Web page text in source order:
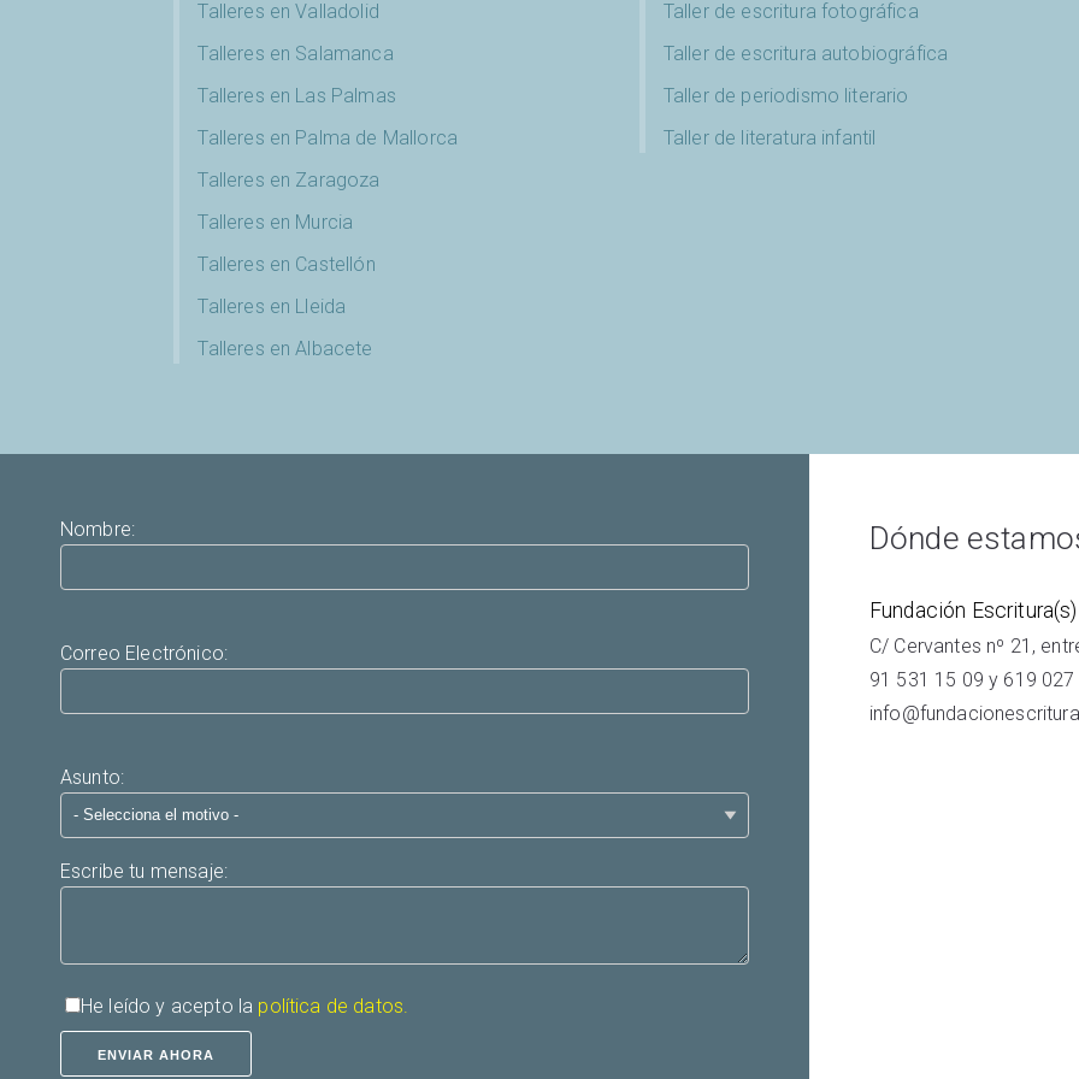
Talleres en Valladolid
Talleres en Salamanca
Talleres en Las Palmas
Talleres en Palma de Mallorca
Talleres en Zaragoza
Talleres en Murcia
Talleres en Castellón
Talleres en Lleida
Talleres en Albacete
Taller de escritura fotográfica
Taller de escritura autobiográfica
Taller de periodismo literario
Taller de literatura infantil
Nombre:
Correo Electrónico:
Asunto:
Escribe tu mensaje:
He leído y acepto la política de datos.
Dónde
Fundación Escritura(s)
C/ Cervantes nº 21,
91 531 15 09 y 619